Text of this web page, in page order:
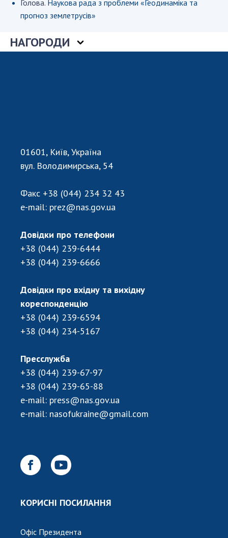
Центри колективного користування
Оцінювання ефективності діяльності
наукових установ
МІЖНАРОДНЕ СПІВРОБІТНИЦТВО
Членство в міжнародних організаціях
Міжнародні угоди
Міжнародні програми та конкурси
Нормативні акти НАН України
Державний бюджет НАН України
Бланки документів
НОВИНИ
ЗАСІДАННЯ ПРЕЗИДІЇ НАН УКРАЇНИ
НАУКОВІ ВИДАННЯ
МЕДІА ПРО НАС
АКАДЕМІЯ КОМЕНТУЄ
КОНТАКТИ
КАБІНЕТ
Голова. Наукова рада з проблеми «Геодинаміка та
прогноз землетрусів»
НАГОРОДИ
01601, Київ, Україна
вул. Володимирська, 54
Факс +38 (044) 234 32 43
e-mail: prez@nas.gov.ua
Довідки про телефони
+38 (044) 239-6444
+38 (044) 239-6666
Довідки про вхідну та вихідну
кореспонденцію
+38 (044) 239-6594
+38 (044) 234-5167
Пресслужба
+38 (044) 239-67-97
+38 (044) 239-65-88
e-mail: press@nas.gov.ua
e-mail: nasofukraine@gmail.com
КОРИСНІ ПОСИЛАННЯ
Офіс Президента